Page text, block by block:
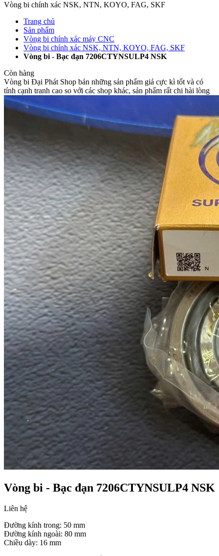
Vòng bi chính xác NSK, NTN, KOYO, FAG, SKF
Trang chủ
Sản phẩm
Vòng bi chính xác máy CNC
Vòng bi chính xác NSK, NTN, KOYO, FAG, SKF
Vòng bi - Bạc đạn 7206CTYNSULP4 NSK
Còn hàng
Vòng bi Đại Phát Shop bán những sản phẩm giá cực kì tốt và có
tính cạnh tranh cao so với các shop khác, sản phẩm rất chi hài lòng
Vòng bi - Bạc đạn 7206CTYNSULP4 NSK
Liên hệ
Đường kính trong: 50 mm
Đường kính ngoài: 80 mm
Chiều dày: 16 mm